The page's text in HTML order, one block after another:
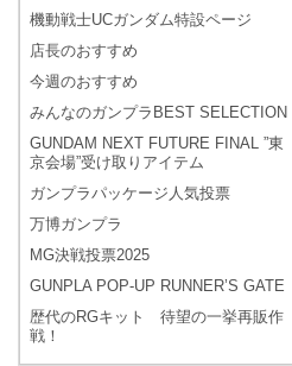
機動戦士UCガンダム特設ページ
店長のおすすめ
今週のおすすめ
みんなのガンプラBEST SELECTION
GUNDAM NEXT FUTURE FINAL ”東
京会場”受け取りアイテム
ガンプラパッケージ人気投票
万博ガンプラ
MG決戦投票2025
GUNPLA POP-UP RUNNER’S GATE
歴代のRGキット 待望の一挙再販作
戦！